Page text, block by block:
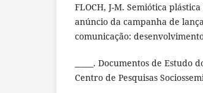
FLOCH, J-M. Semiótica
anúncio da campanha de
comunicação:
_____. Documentos de Estudo
Centro de Pesquisas